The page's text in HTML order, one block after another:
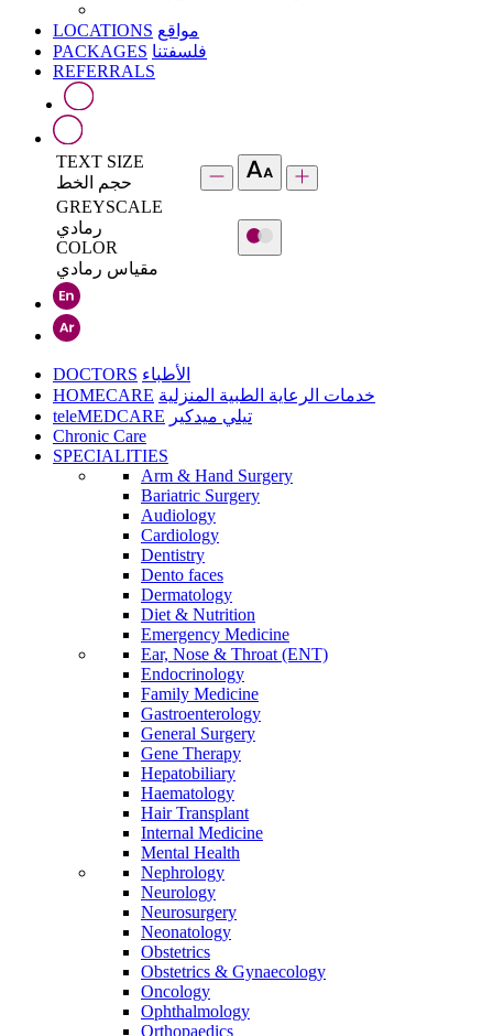
LOCATIONS مواقع
PACKAGES فلسفتنا
REFERRALS
TEXT SIZE
حجم الخط
GREYSCALE
رمادي
COLOR
مقياس رمادي
DOCTORS الأطباء
HOMECARE خدمات الرعاية الطبية المنزلية
teleMEDCARE تيلي ميدكير
Chronic Care
SPECIALITIES
Arm & Hand Surgery
Bariatric Surgery
Audiology
Cardiology
Dentistry
Dento faces
Dermatology
Diet & Nutrition
Emergency Medicine
Ear, Nose & Throat (ENT)
Endocrinology
Family Medicine
Gastroenterology
General Surgery
Gene Therapy
Hepatobiliary
Haematology
Hair Transplant
Internal Medicine
Mental Health
Nephrology
Neurology
Neurosurgery
Neonatology
Obstetrics
Obstetrics & Gynaecology
Oncology
Ophthalmology
Orthopaedics